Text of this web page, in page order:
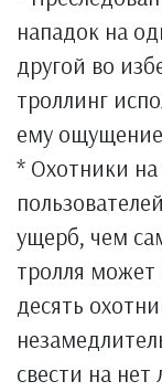
нападок на
другой во
троллинг
ему
* Охотники на
ущерб, чем
тролля может
десять
свести на